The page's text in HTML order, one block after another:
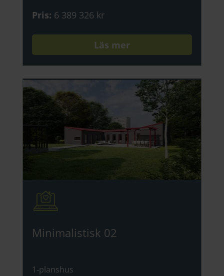
Pris: 6 389 326 kr
Läs mer
Minimalistisk 02
1-planshus